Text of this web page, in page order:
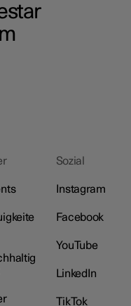
Sozial
Instagram
Facebook
YouTube
LinkedIn
TikTok